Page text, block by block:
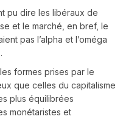
pu dire les libéraux de
et le marché, en bref, le
pas l’alpha et l’oméga
formes prises par le
que celles du capitalisme
plus équilibrées
monétaristes et